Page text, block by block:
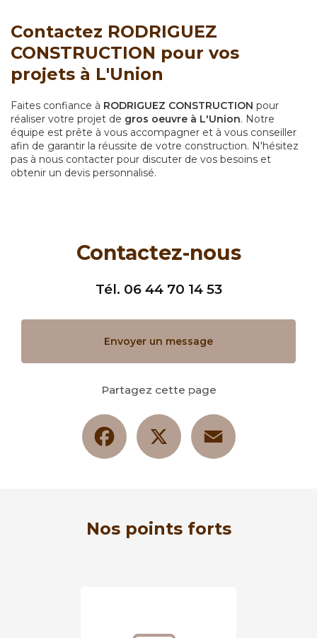
Contactez RODRIGUEZ
CONSTRUCTION pour vos
projets à L'Union
Faites confiance à RODRIGUEZ CONSTRUCTION pour
réaliser votre projet de gros oeuvre à L'Union. Notre
équipe est prête à vous accompagner et à vous conseiller
afin de garantir la réussite de votre construction. N'hésitez
pas à nous contacter pour discuter de vos besoins et
obtenir un devis personnalisé.
Contactez-nous
Tél. 06 44 70 14 53
Envoyer un message
Partagez cette page
Facebook
Nos points forts